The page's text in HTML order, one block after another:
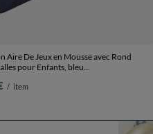
Aire De Jeux en Mousse avec Rond
pour Enfants, bleu
+ Pente
/ item